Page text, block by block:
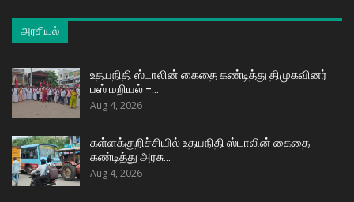
அரசியல்
உதயநிதி ஸ்டாலின் கைதை கண்டித்து திமுகவினர்
பஸ் மறியல் –…
Aug 4, 2026
கள்ளக்குறிச்சியில் உதயநிதி ஸ்டாலின் கைதை
கண்டித்து அரசு…
Aug 4, 2026